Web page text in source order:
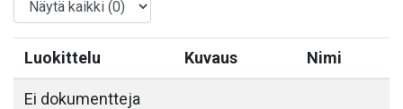
Luokittelu Kuvaus Nimi
Ei dokumentteja